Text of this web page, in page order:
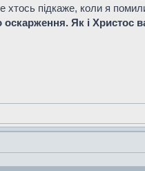
хтось підкаже, коли я
Як і Христос